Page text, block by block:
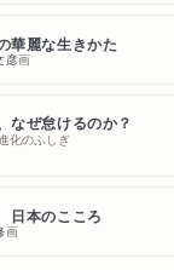
華麗な生きかた
彦画
なぜ怠けるのか？
化のふしぎ
本のこころ
画